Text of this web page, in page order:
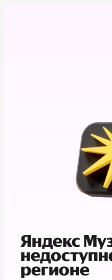
Яндекс
регионе